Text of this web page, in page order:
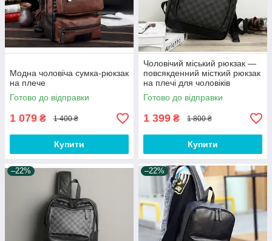
Модна чоловіча сумка-рюкзак
на плече
Готово до відправки
1 079 ₴ 1 400 ₴
Купити
Чоловічий міський рюкзак —
повсякденний місткий рюкзак
на плечі для чоловіків
Готово до відправки
1 399 ₴ 1 800 ₴
Купити
–22% –22%